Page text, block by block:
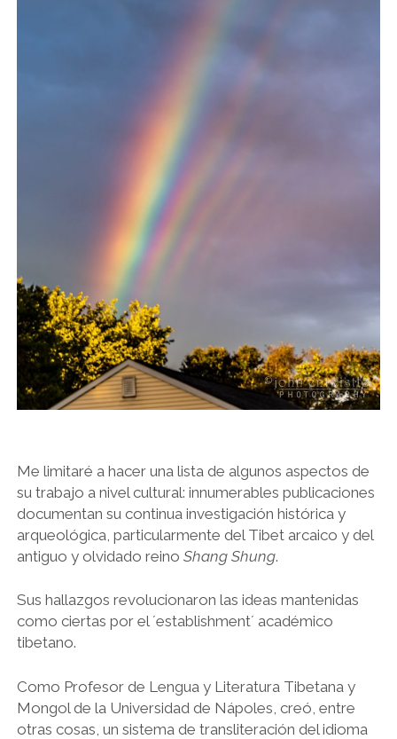
Me limitaré a hacer una lista de algunos aspectos de
su trabajo a nivel cultural: innumerables publicaciones
documentan su continua investigación histórica y
arqueológica, particularmente del Tibet arcaico y del
antiguo y olvidado reino Shang Shung.
Sus hallazgos revolucionaron las ideas mantenidas
como ciertas por el ´establishment´ académico
tibetano.
Como Profesor de Lengua y Literatura Tibetana y
Mongol de la Universidad de Nápoles, creó, entre
otras cosas, un sistema de transliteración del idioma